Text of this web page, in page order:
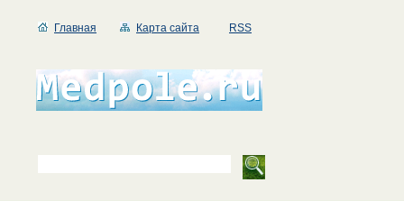
Главная Карта сайта RSS